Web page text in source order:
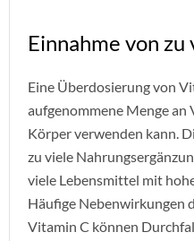
Einnahme von
Eine Überdosierung von
aufgenommene Menge an
Körper verwenden kann.
zu viele
viele Lebensmittel mit
Häufige Nebenwirkungen
Vitamin C können